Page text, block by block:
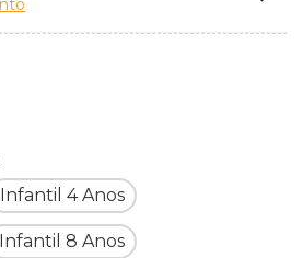
Infantil 4 Anos
Infantil 8 Anos